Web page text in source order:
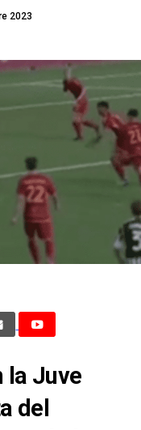
2023
la Juve
del